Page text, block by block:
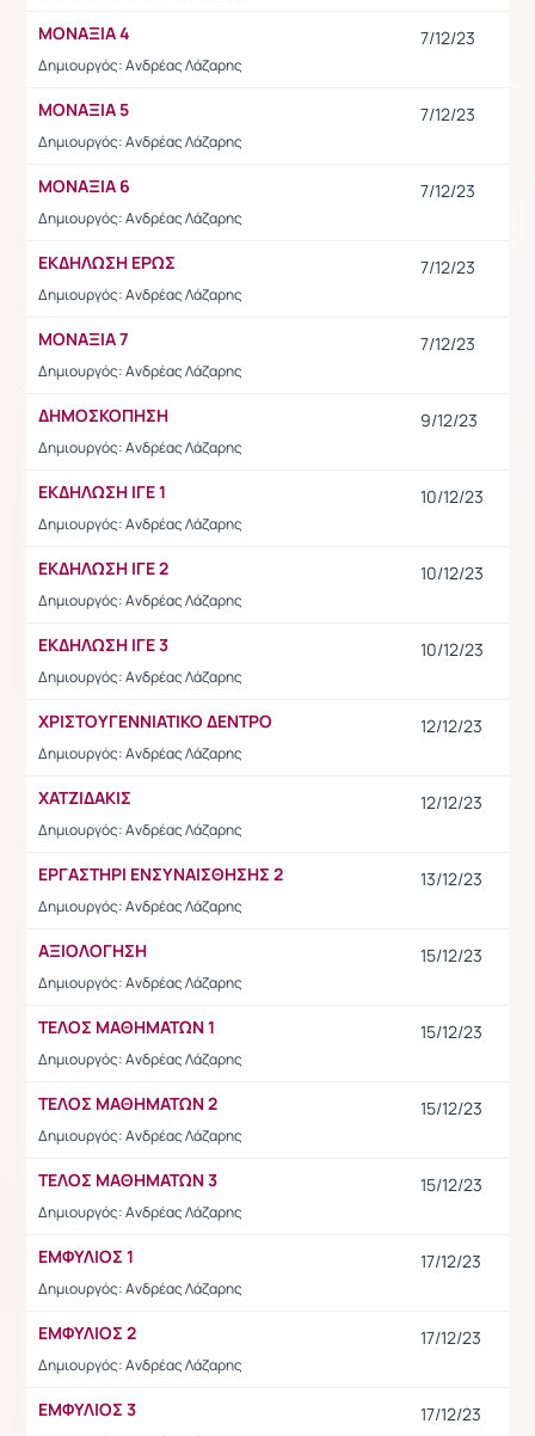
ΜΟΝΑΞΙΑ 4
Δημιουργός: Ανδρέας Λάζαρης
7/12/23
ΜΟΝΑΞΙΑ 5
Δημιουργός: Ανδρέας Λάζαρης
7/12/23
ΜΟΝΑΞΙΑ 6
Δημιουργός: Ανδρέας Λάζαρης
7/12/23
ΕΚΔΗΛΩΣΗ ΕΡΩΣ
Δημιουργός: Ανδρέας Λάζαρης
7/12/23
ΜΟΝΑΞΙΑ 7
Δημιουργός: Ανδρέας Λάζαρης
7/12/23
ΔΗΜΟΣΚΟΠΗΣΗ
Δημιουργός: Ανδρέας Λάζαρης
9/12/23
ΕΚΔΗΛΩΣΗ ΙΓΕ 1
Δημιουργός: Ανδρέας Λάζαρης
10/12/23
ΕΚΔΗΛΩΣΗ ΙΓΕ 2
Δημιουργός: Ανδρέας Λάζαρης
10/12/23
ΕΚΔΗΛΩΣΗ ΙΓΕ 3
Δημιουργός: Ανδρέας Λάζαρης
10/12/23
ΧΡΙΣΤΟΥΓΕΝΝΙΑΤΙΚΟ ΔΕΝΤΡΟ
Δημιουργός: Ανδρέας Λάζαρης
12/12/23
ΧΑΤΖΙΔΑΚΙΣ
Δημιουργός: Ανδρέας Λάζαρης
12/12/23
ΕΡΓΑΣΤΗΡΙ ΕΝΣΥΝΑΙΣΘΗΣΗΣ 2
Δημιουργός: Ανδρέας Λάζαρης
13/12/23
ΑΞΙΟΛΟΓΗΣΗ
Δημιουργός: Ανδρέας Λάζαρης
15/12/23
ΤΕΛΟΣ ΜΑΘΗΜΑΤΩΝ 1
Δημιουργός: Ανδρέας Λάζαρης
15/12/23
ΤΕΛΟΣ ΜΑΘΗΜΑΤΩΝ 2
Δημιουργός: Ανδρέας Λάζαρης
15/12/23
ΤΕΛΟΣ ΜΑΘΗΜΑΤΩΝ 3
Δημιουργός: Ανδρέας Λάζαρης
15/12/23
EMΦΥΛΙΟΣ 1
Δημιουργός: Ανδρέας Λάζαρης
17/12/23
ΕΜΦΥΛΙΟΣ 2
Δημιουργός: Ανδρέας Λάζαρης
17/12/23
ΕΜΦΥΛΙΟΣ 3 17/12/23